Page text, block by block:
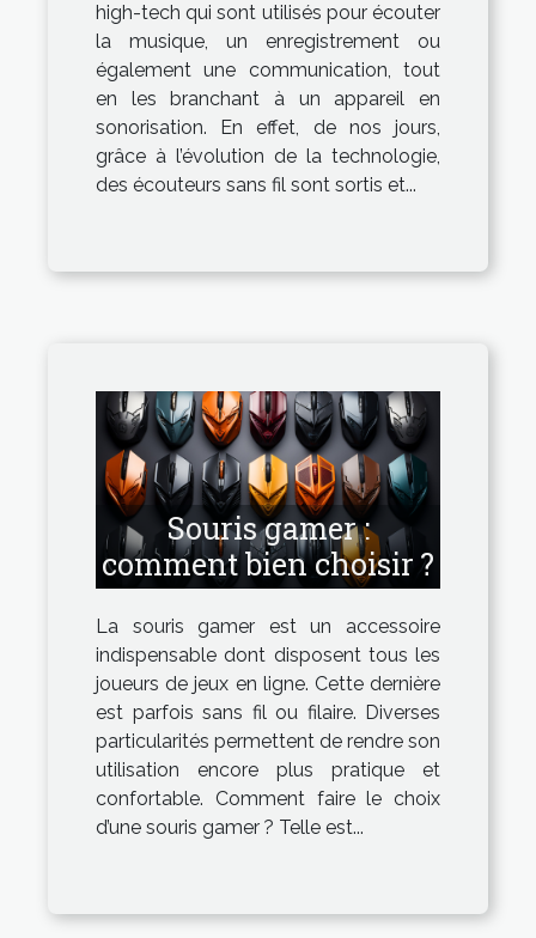
high-tech qui sont utilisés pour écouter
la musique, un enregistrement ou
également une communication, tout
en les branchant à un appareil en
sonorisation. En effet, de nos jours,
grâce à l’évolution de la technologie,
des écouteurs sans fil sont sortis et...
Souris gamer :
comment bien choisir ?
La souris gamer est un accessoire
indispensable dont disposent tous les
joueurs de jeux en ligne. Cette dernière
est parfois sans fil ou filaire. Diverses
particularités permettent de rendre son
utilisation encore plus pratique et
confortable. Comment faire le choix
d’une souris gamer ? Telle est...